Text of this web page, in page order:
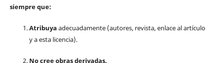
siempre que:
Atribuya adecuadamente (autores, revista, enlace al artículo
y a esta licencia).
No cree obras derivadas.